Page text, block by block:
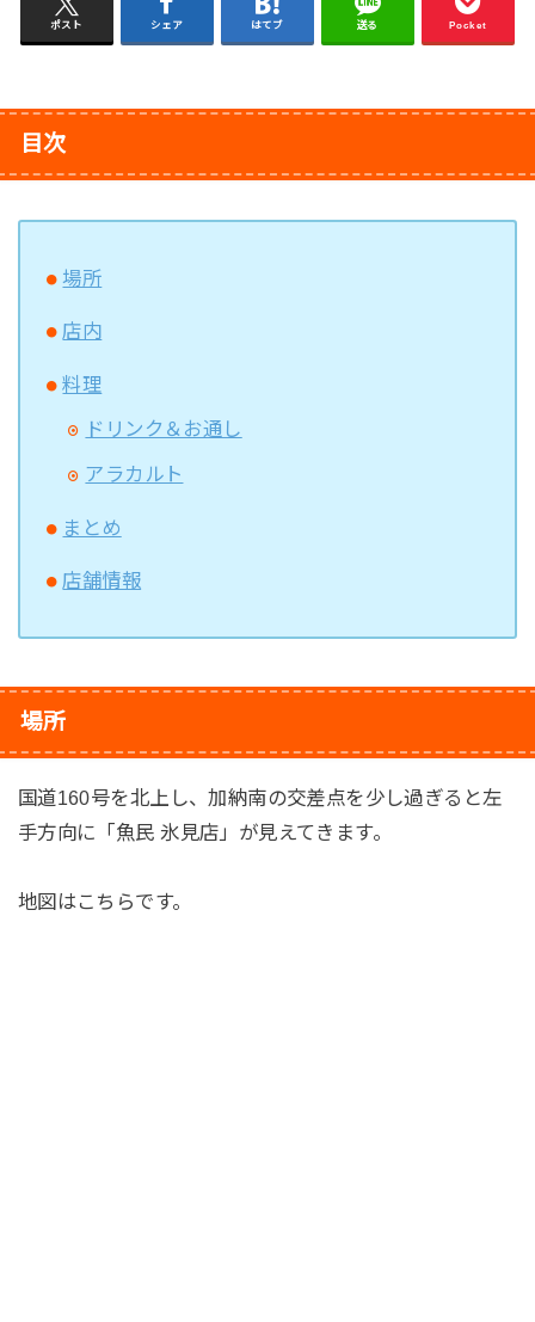
ポスト シェア はてブ 送る Pocket
目次
場所
店内
料理
ドリンク＆お通し
アラカルト
まとめ
店舗情報
場所
国道160号を北上し、加納南の交差点を少し過ぎると左
手方向に「魚民 氷見店」が見えてきます。
地図はこちらです。